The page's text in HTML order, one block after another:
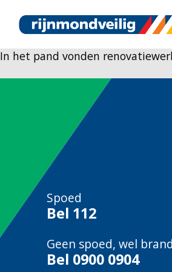
In het pand vonden
Spoed
Bel 112
Geen spoed, wel
Bel 0900 0904